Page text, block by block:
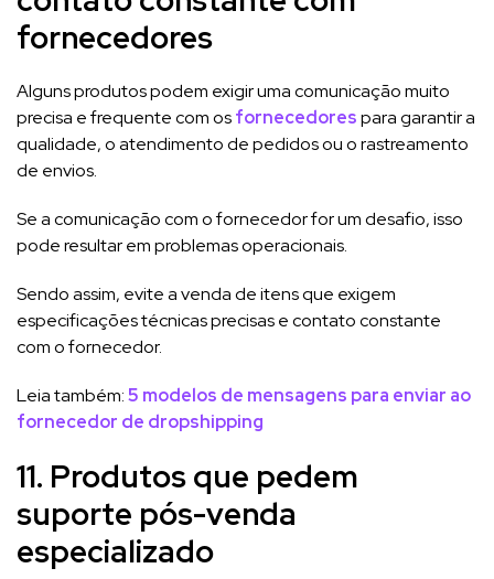
fornecedores
Alguns produtos podem exigir uma comunicação muito
precisa e frequente com osfornecedorespara garantir a
qualidade, o atendimento de pedidos ou o rastreamento
de envios.
Se a comunicação com o fornecedor for um desafio, isso
pode resultar em problemas operacionais.
Sendo assim, evite a venda de itens que exigem
especificações técnicas precisas e contato constante
com o fornecedor.
Leia também:5 modelos de mensagens para enviar ao
fornecedor de dropshipping
11. Produtos que pedem
suporte pós-venda
especializado